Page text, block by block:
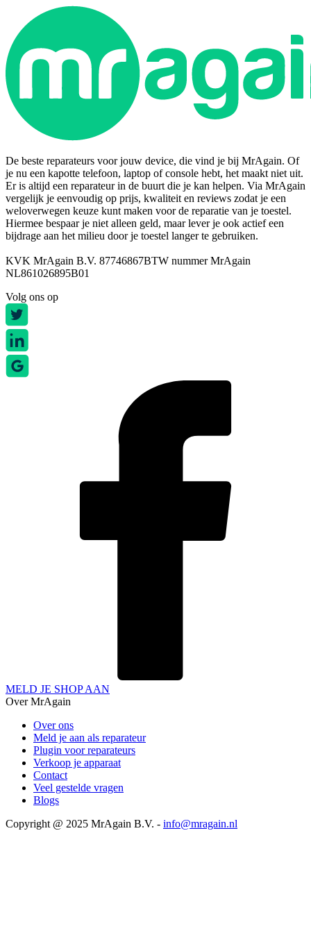
De beste reparateurs voor jouw device, die vind je bij MrAgain. Of
je nu een kapotte telefoon, laptop of console hebt, het maakt niet uit.
Er is altijd een reparateur in de buurt die je kan helpen. Via MrAgain
vergelijk je eenvoudig op prijs, kwaliteit en reviews zodat je een
weloverwegen keuze kunt maken voor de reparatie van je toestel.
Hiermee bespaar je niet alleen geld, maar lever je ook actief een
bijdrage aan het milieu door je toestel langer te gebruiken.
KVK MrAgain B.V. 87746867BTW nummer MrAgain
NL861026895B01
Volg ons op
MELD JE SHOP AAN
Over MrAgain
Over ons
Meld je aan als reparateur
Plugin voor reparateurs
Verkoop je apparaat
Contact
Veel gestelde vragen
Blogs
Copyright @ 2025 MrAgain B.V. - info@mragain.nl